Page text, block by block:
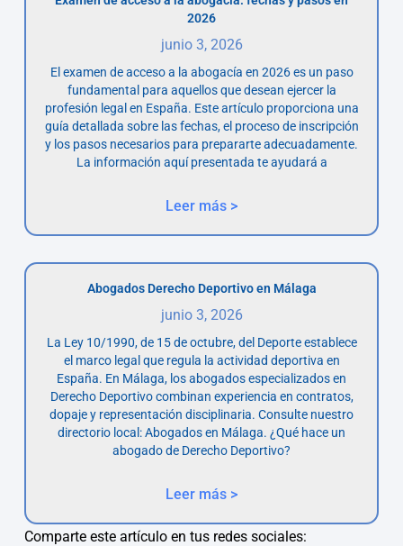
2026
junio 3, 2026
El examen de acceso a la abogacía en 2026 es un paso
fundamental para aquellos que desean ejercer la
profesión legal en España. Este artículo proporciona una
guía detallada sobre las fechas, el proceso de inscripción
y los pasos necesarios para prepararte adecuadamente.
La información aquí presentada te ayudará a
Leer más >
Abogados Derecho Deportivo en Málaga
junio 3, 2026
La Ley 10/1990, de 15 de octubre, del Deporte establece
el marco legal que regula la actividad deportiva en
España. En Málaga, los abogados especializados en
Derecho Deportivo combinan experiencia en contratos,
dopaje y representación disciplinaria. Consulte nuestro
directorio local: Abogados en Málaga. ¿Qué hace un
abogado de Derecho Deportivo?
Leer más >
Comparte este artículo en tus redes sociales: